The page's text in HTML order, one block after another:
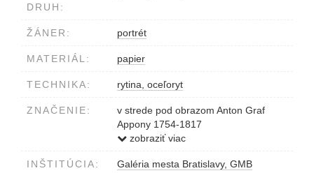
DRUH:
ŽÁNER: portrét
MATERIÁL: papier
TECHNIKA: rytina, oceľoryt
ZNAČENIE:
v strede pod obrazom Anton Graf
Appony 1754-1817
vpravo dole v obraze Carl Mayers sc.
del.
zobraziť viac
INŠTITÚCIA: Galéria mesta Bratislavy, GMB